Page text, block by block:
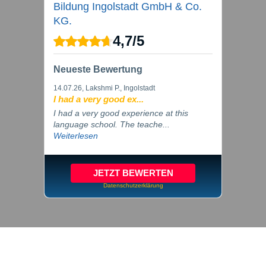
Bildung Ingolstadt GmbH & Co.
KG.
4,7/5
Neueste Bewertung
14.07.26, Lakshmi P., Ingolstadt
I had a very good ex...
I had a very good experience at this
language school. The teache...
Weiterlesen
JETZT BEWERTEN
Datenschutzerklärung